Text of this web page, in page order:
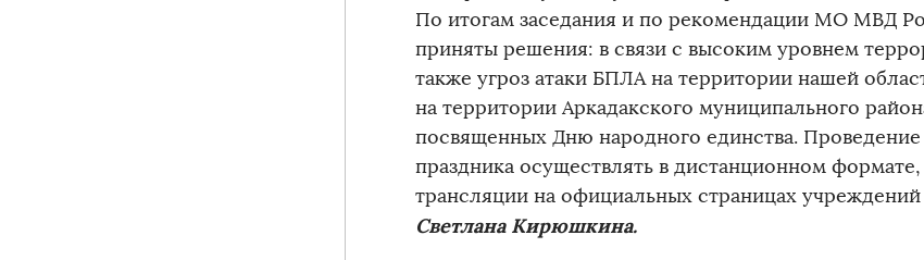
По итогам заседания и по рекомендации МО МВД
приняты решения: в связи с высоким уровнем
также угроз атаки БПЛА на территории нашей
на территории Аркадакского муниципального
посвященных Дню народного единства.
праздника осуществлять в дистанционном
трансляции на официальных страницах
Светлана Кирюшкина.